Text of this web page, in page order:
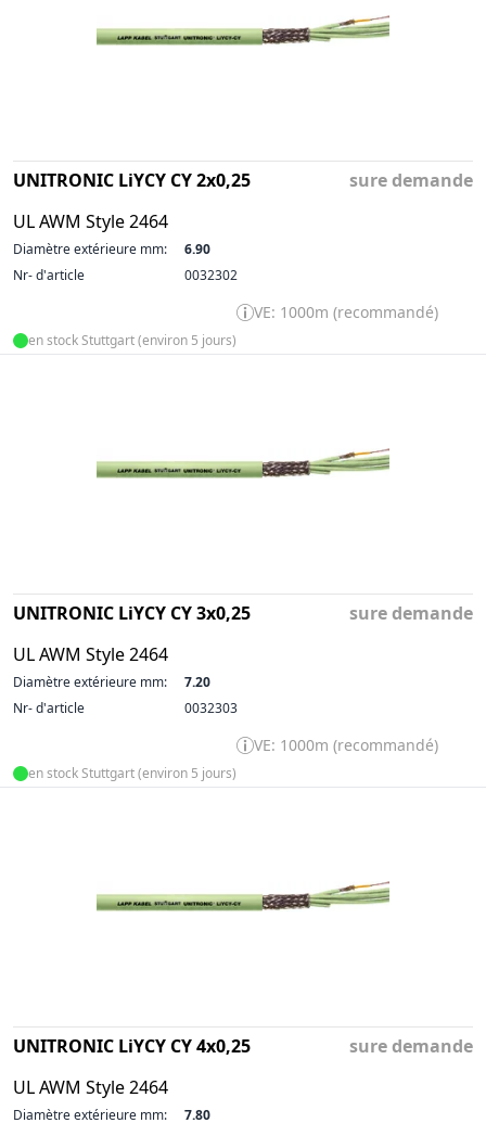
UNITRONIC LiYCY CY 2x0,25
UL AWM Style 2464
sure demande
Diamètre extérieure mm:
6.90
Nr- d'article
0032302
VE: 1000m (recommandé)
en stock Stuttgart (environ 5 jours)
UNITRONIC LiYCY CY 3x0,25
UL AWM Style 2464
sure demande
Diamètre extérieure mm:
7.20
Nr- d'article
0032303
VE: 1000m (recommandé)
en stock Stuttgart (environ 5 jours)
UNITRONIC LiYCY CY 4x0,25
UL AWM Style 2464
sure demande
Diamètre extérieure mm: 7.80